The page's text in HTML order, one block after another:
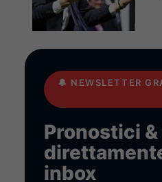
🔔 NEWSLETTER
Pronostici
inbox